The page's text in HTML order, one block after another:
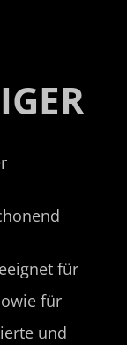
für
für
und